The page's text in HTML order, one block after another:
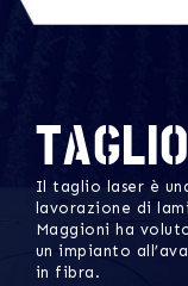
Il taglio laser è
lavorazione di
Maggioni ha
un impianto
in fibra.